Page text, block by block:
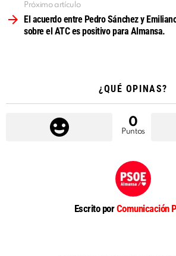
Próximo artículo
El acuerdo entre Pedro Sánchez y
sobre el ATC es positivo para Almansa.
¿QUÉ OPINAS?
0
Puntos
Escrito porComunicación